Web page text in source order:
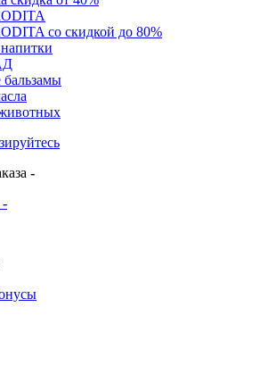
со скидкой до 80%
бальзамы
-
-